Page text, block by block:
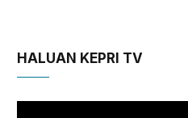
HALUAN KEPRI TV